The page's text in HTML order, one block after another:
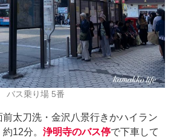
バス乗り場 5番
太刀洗・金沢八景行きかハイラン
12分。 浄明寺のバス停で下車して